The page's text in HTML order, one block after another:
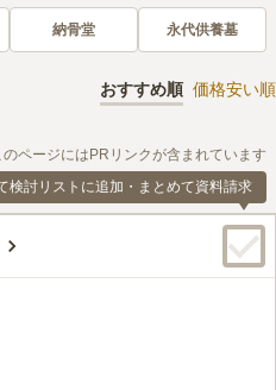
納骨堂 永代供養墓
おすすめ順 価格安い順
ページにはPRリンクが含まれています
検討リストに追加・まとめて資料請求